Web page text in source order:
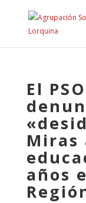
El
Miras
años